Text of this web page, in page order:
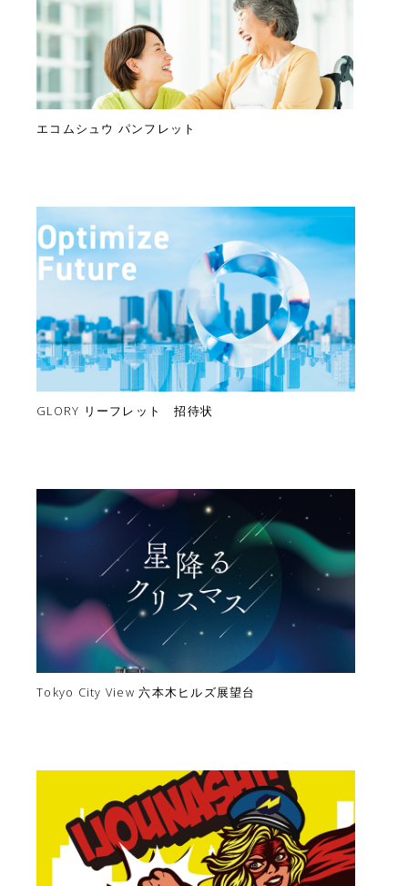
エコムシュウ パンフレット
GLORY リーフレット 招待状
Tokyo City View 六本木ヒルズ展望台